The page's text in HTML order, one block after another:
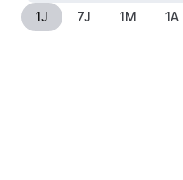
1J 7J 1M 1A